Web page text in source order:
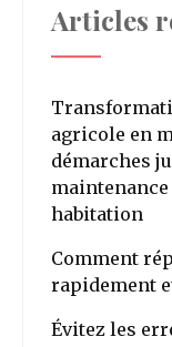
Articles
agricole en
démarches
habitation
Comment
rapidement
Évitez les